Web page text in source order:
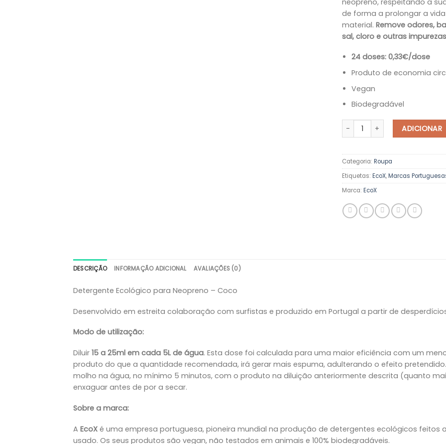
de forma a prolongar a
material. Remove odores,
sal, cloro e outras impurezas
24 doses: 0,33€/dose
Produto de economia
Vegan
Biodegradável
Quantidade de Detergente
ADICIONAR
Categoria: Roupa
Etiquetas: EcoX,Marcas
Marca: EcoX
DESCRIÇÃO INFORMAÇÃO ADICIONAL AVALIAÇÕES (0)
Detergente Ecológico para Neopreno – Coco
Desenvolvido em estreita colaboração com surfistas e produzido em Portugal a partir de
Modo de utilização:
Diluir 15 a 25ml em cada 5L de água. Esta dose foi calculada para uma maior eficiência com um
produto do que a quantidade recomendada, irá gerar mais espuma, adulterando o efeito
molho na água, no mínimo 5 minutos, com o produto na diluição anteriormente descrita (quanto
enxaguar antes de por a secar.
Sobre a marca:
A EcoX é uma empresa portuguesa, pioneira mundial na produção de detergentes ecológicos feitos
usado. Os seus produtos são vegan, não testados em animais e 100% biodegradáveis.